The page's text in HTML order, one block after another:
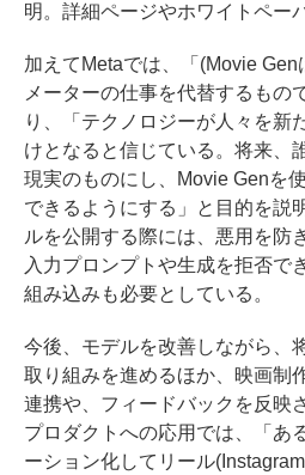
明。詳細ページやホワイトペー
加えてMetaでは、「(Movie
メーターの仕事を代替するもの
り、「テクノロジーが人々を新
けとなると信じている。将来、
現実のものにし、Movie Genを
できるようにする」と目的を説
ルを公開する際には、悪用を防
入力プロンプトや生成を拒否で
組み込みも必要としている。
今後、モデルを改善しながら、
取り組みを進めるほか、映画制
連携や、フィードバックを反映
プロダクトへの応用では、「あ
ーション化してリール